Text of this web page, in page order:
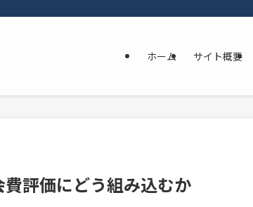
ホーム サイト概要
評価にどう組み込むか